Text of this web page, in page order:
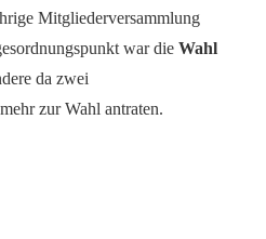
Mitgliederversammlung
war die Wahl
da zwei
zur Wahl antraten.